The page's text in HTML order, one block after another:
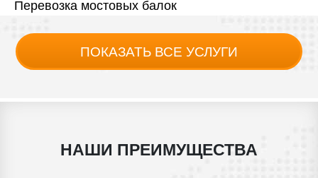
Перевозка мостовых балок
ПОКАЗАТЬ ВСЕ УСЛУГИ
НАШИ ПРЕИМУЩЕСТВА